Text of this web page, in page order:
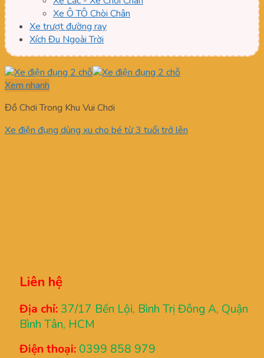
Xe Ô TÔ Chòi Chân
Xe trượt đường ray
Xích Đu Ngoài Trời
Xem nhanh
Đồ Chơi Trong Khu Vui Chơi
Xe điện đụng dùng xu cho bé từ 3 tuổi trở lên
Liên hệ
Địa chỉ: 37/17 Bến Lội, Bình Trị Đông A, Quận
Bình Tân, HCM
Điện thoại: 0399 858 979